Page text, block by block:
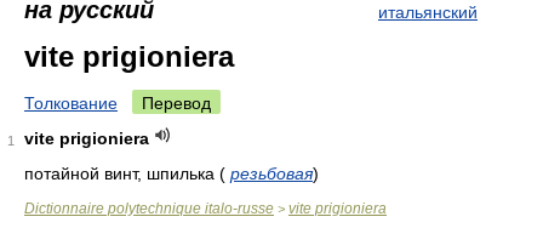
на русский
итальянский
vite prigioniera
Толкование Перевод
1
vite prigioniera
потайной винт, шпилька ( резьбовая)
Dictionnaire polytechnique italo-russe > vite prigioniera